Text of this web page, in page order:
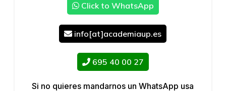
Click to WhatsApp
info[at]academiaup.es
695 40 00 27
Si no quieres mandarnos un WhatsApp usa